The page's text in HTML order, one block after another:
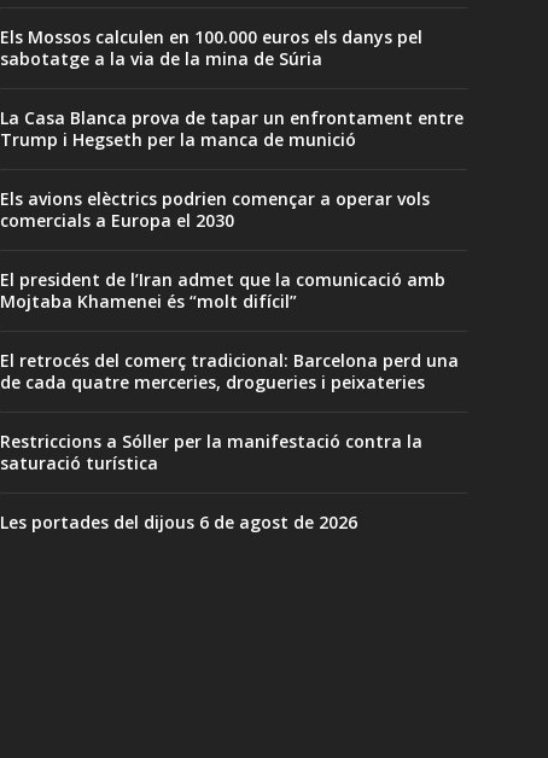
Els Mossos calculen en 100.000 euros els danys pel
sabotatge a la via de la mina de Súria
La Casa Blanca prova de tapar un enfrontament entre
Trump i Hegseth per la manca de munició
Els avions elèctrics podrien començar a operar vols
comercials a Europa el 2030
El president de l’Iran admet que la comunicació amb
Mojtaba Khamenei és “molt difícil”
El retrocés del comerç tradicional: Barcelona perd una
de cada quatre merceries, drogueries i peixateries
Restriccions a Sóller per la manifestació contra la
saturació turística
Les portades del dijous 6 de agost de 2026